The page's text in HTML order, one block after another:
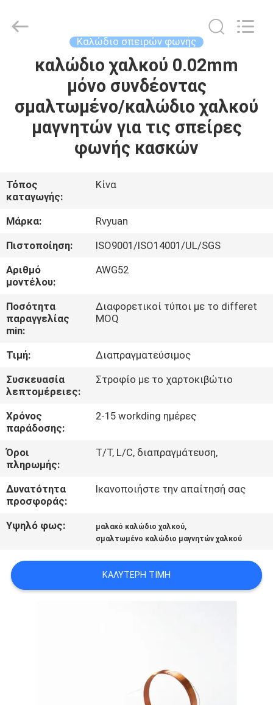
ΣΠΊΤΙ
ΠΡΟΪΌΝΤΑ
ΒΊΝΤΕΟ
ΠΕΡΊΠΟΥ
ΕΜΕΊΣ
ΓΎΡΟΣ
ΕΡΓΟΣΤΑΣΊΩΝ
ΠΟΙΟΤΙΚΌΣ
ΈΛΕΓΧΟΣ
ΜΑΣ
ΕΛΆΤΕ
ΣΕ
ΕΠΑΦΉ
ΜΕ
ΕΙΔΉΣΕΙΣ
ΖΗΤΉΣΤΕ
ΑΠΌΣΠΑΣΜΑ
Material
Co,.Ltd.
Καλώδιο σπειρών φωνής
καλώδιο χαλκού 0.02mm
μόνο συνδέοντας
σμαλτωμένο/καλώδιο χαλκού
μαγνητών για τις σπείρες
φωνής κασκών
Τόπος
καταγωγής:
Κίνα
Μάρκα:
Rvyuan
Πιστοποίηση:
ISO9001/ISO14001/UL/SGS
Αριθμό
μοντέλου:
AWG52
Ποσότητα
παραγγελίας
min:
Διαφορετικοί τύποι με το differet
MOQ
Τιμή:
Διαπραγματεύσιμος
Συσκευασία
λεπτομέρειες:
Στροφίο με το χαρτοκιβώτιο
Χρόνος
παράδοσης:
2-15 workding ημέρες
Όροι
πληρωμής:
T/T, L/C, διαπραγμάτευση,
Δυνατότητα
προσφοράς:
Ικανοποιήστε την απαίτησή σας
Υψηλό φως: μαλακό καλώδιο χαλκού,
σμαλτωμένο καλώδιο μαγνητών χαλκού
ΚΑΛΎΤΕΡΗ ΤΙΜΉ